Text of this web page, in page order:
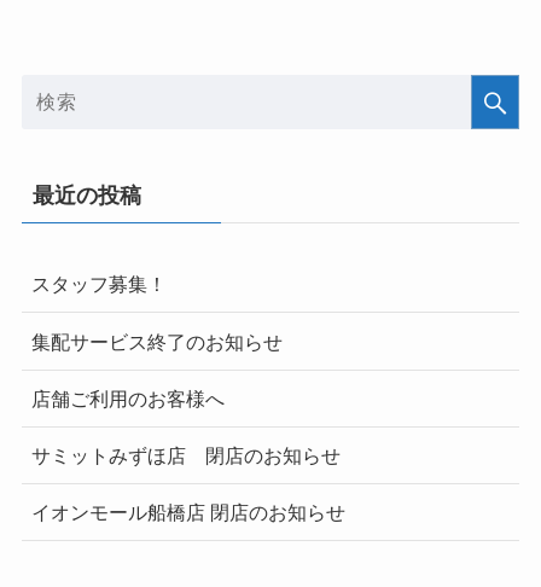
最近の投稿
スタッフ募集！
集配サービス終了のお知らせ
店舗ご利用のお客様へ
サミットみずほ店 閉店のお知らせ
イオンモール船橋店 閉店のお知らせ